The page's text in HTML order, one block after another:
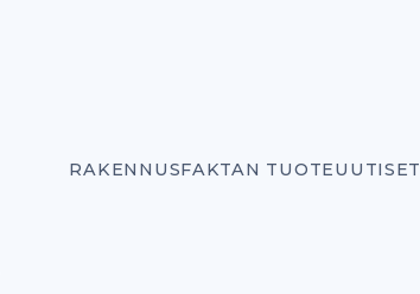
RAKENNUSFAKTAN TUOTEUUTISET